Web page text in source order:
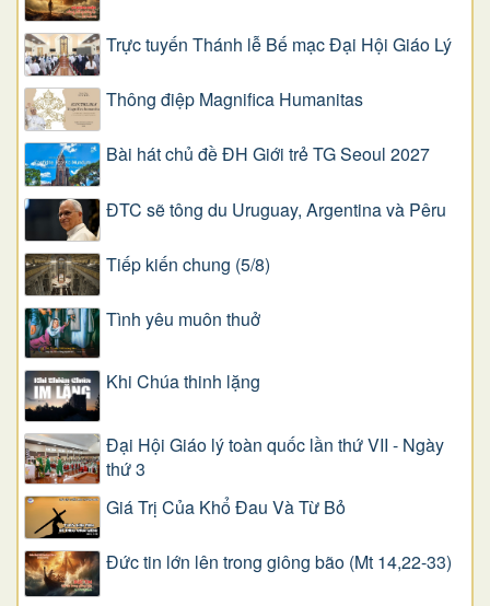
Trực tuyến Thánh lễ Bế mạc Đại Hội Giáo Lý
Thông điệp Magnifica Humanitas
Bài hát chủ đề ĐH Giới trẻ TG Seoul 2027
ĐTC sẽ tông du Uruguay, Argentina và Pêru
Tiếp kiến chung (5/8)
Tình yêu muôn thuở
Khi Chúa thinh lặng
Đại Hội Giáo lý toàn quốc lần thứ VII - Ngày
thứ 3
Giá Trị Của Khổ Ðau Và Từ Bỏ
Đức tin lớn lên trong giông bão (Mt 14,22-33)